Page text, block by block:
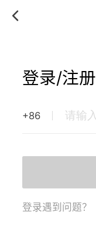
登录/注册
+86
登录遇到问题？